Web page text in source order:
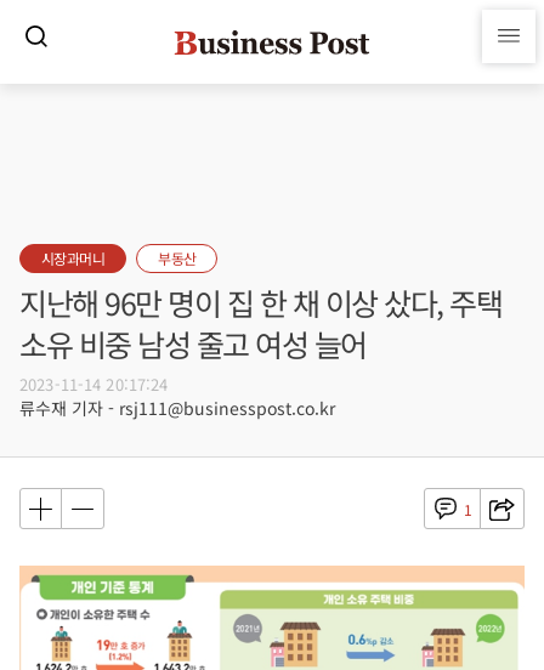
시장과머니 부동산
지난해 96만 명이 집 한 채 이상 샀다, 주택
소유 비중 남성 줄고 여성 늘어
2023-11-14 20:17:24
류수재 기자 - rsj111@businesspost.co.kr
1